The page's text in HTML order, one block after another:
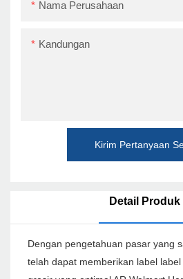
Nama Perusahaan
Kandungan
Kirim Pertanyaan
Detail Produk
Dengan pengetahuan pasar yang
telah dapat memberikan label